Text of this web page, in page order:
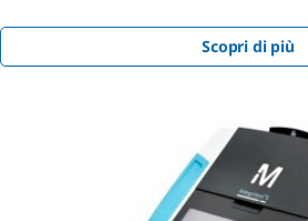
Scopri di più